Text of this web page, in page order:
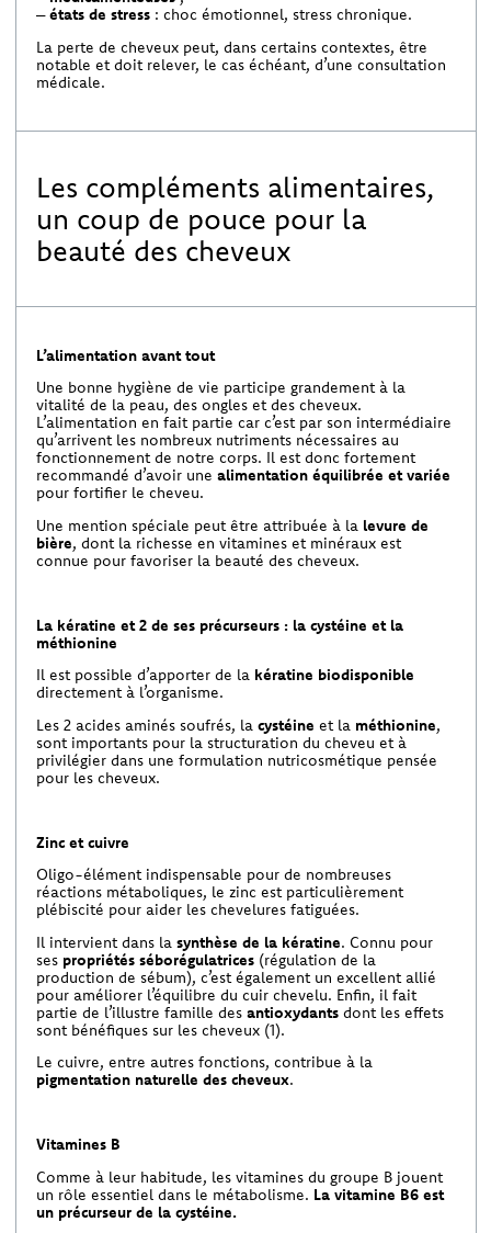
–états de stress: choc émotionnel, stress chronique.
La perte de cheveux peut, dans certains contextes, être
notable et doit relever, le cas échéant, d’une consultation
médicale.
Les compléments alimentaires,
un coup de pouce pour la
beauté des cheveux
L’alimentation avant tout
Une bonne hygiène de vie participe grandement à la
vitalité de la peau, des ongles et des cheveux.
L’alimentation en fait partie car c’est par son intermédiaire
qu’arrivent les nombreux nutriments nécessaires au
fonctionnement de notre corps. Il est donc fortement
recommandé d’avoir une alimentation équilibrée et variée
pour fortifier le cheveu.
Une mention spéciale peut être attribuée à la levure de
bière, dont la richesse en vitamines et minéraux est
connue pour favoriser la beauté des cheveux.
La kératine et 2 de ses précurseurs : la cystéine et la
méthionine
Il est possible d’apporter de la kératine biodisponible
directement à l’organisme.
Les 2 acides aminés soufrés, la cystéine et la méthionine,
sont importants pour la structuration du cheveu et à
privilégier dans une formulation nutricosmétique pensée
pour les cheveux.
Zinc et cuivre
Oligo-élément indispensable pour de nombreuses
réactions métaboliques, le zinc est particulièrement
plébiscité pour aider les chevelures fatiguées.
Il intervient dans la synthèse de la kératine. Connu pour
ses propriétés séborégulatrices(régulation de la
production de sébum), c’est également un excellent allié
pour améliorer l’équilibre du cuir chevelu. Enfin, il fait
partie de l’illustre famille des antioxydantsdont les effets
sont bénéfiques sur les cheveux (1).
Le cuivre, entre autres fonctions, contribue à la
pigmentation naturelle des cheveux.
Vitamines B
Comme à leur habitude, les vitamines du groupe B jouent
un rôle essentiel dans le métabolisme. La vitamine B6 est
un précurseur de la cystéine.